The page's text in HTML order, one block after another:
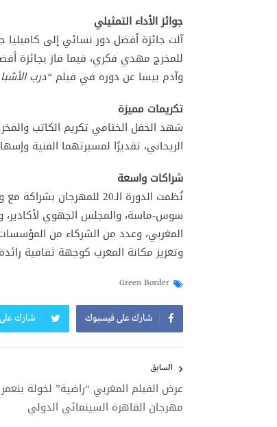
جوائز الأداء التمثيلي
آلت جائزة أفضل دور نسائي إلى كاميليا
للمخرج مهدي فكري، فيما فاز بجائزة
وآدم بيسا عن دوره في فيلم “درب
تكريمات مميزة
شهد الحفل الختامي تكريم الكاتب
الريحاني، تقديرًا لمسيرتهما الفنية
شراكات واسعة
نُظمت الدورة الـ20
سوس-ماسة، والمجلس الجهوي لأكادير،
المغربي، وعدد من الشركاء من
وتعزيز مكانة المغرب كوجهة ثقافية
Green Border
شارك على فيسبوك شارك على
المقالات
السابق
عرض الفيلم المغربي “راضية” لخولة
مهرجان القاهرة السينمائي الدولي